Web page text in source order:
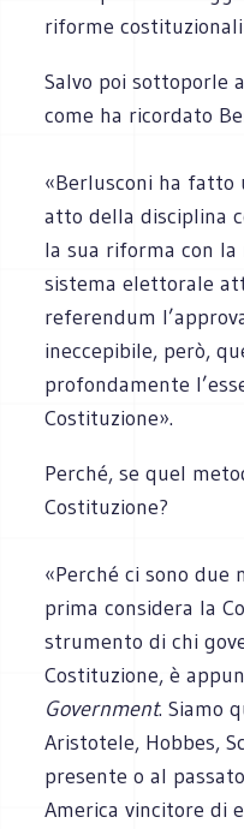
riforme
Salvo poi sottoporle
come ha ricordato
«Berlusconi ha fatto
atto della disciplina
la sua riforma con la
sistema elettorale
referendum
ineccepibile, però,
profondamente
Costituzione».
Perché, se quel
Costituzione?
«Perché ci sono due
prima considera la
strumento di chi
Costituzione, è
Government. Siamo
Aristotele, Hobbes,
presente o al
America vincitore di